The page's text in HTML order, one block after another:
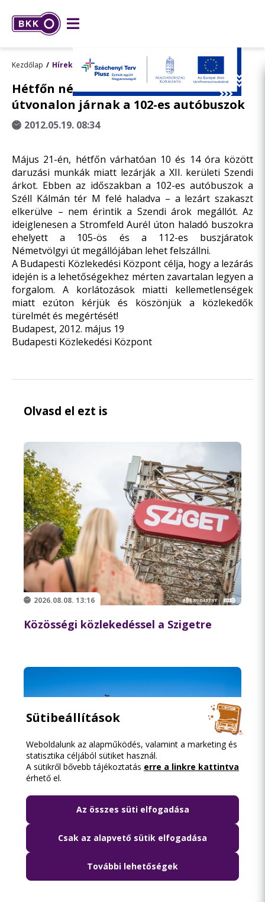
Kezdőlap Hírek
Hétfőn néhány órán át módosított
útvonalon járnak a 102-es autóbuszok
2012.05.19. 08:34
Május 21-én, hétfőn várhatóan 10 és 14 óra között
daruzási munkák miatt lezárják a XII. kerületi Szendi
árkot. Ebben az időszakban a 102-es autóbuszok a
Széll Kálmán tér M felé haladva – a lezárt szakaszt
elkerülve – nem érintik a Szendi árok megállót. Az
ideiglenesen a Stromfeld Aurél úton haladó buszokra
ehelyett a 105-ös és a 112-es buszjáratok
Németvölgyi út megállójában lehet felszállni.
A Budapesti Közlekedési Központ célja, hogy a lezárás
idején is a lehetőségekhez mérten zavartalan legyen a
forgalom. A korlátozások miatti kellemetlenségek
miatt ezúton kérjük és köszönjük a közlekedők
türelmét és megértését!
Budapest, 2012. május 19
Budapesti Közlekedési Központ
Olvasd el ezt is
2026.08.08. 13:16
Közösségi közlekedéssel a Szigetre
Lezárják péntek hajnalban a Szabadság
híd környékét
Sütibeállítások
Weboldalunk az alapműködés, valamint a marketing és
statisztika céljából sütiket használ.
A sütikről bővebb tájékoztatás erre a linkre kattintva
érhető el.
Az összes süti elfogadása
Csak az alapvető sütik elfogadása
További lehetőségek